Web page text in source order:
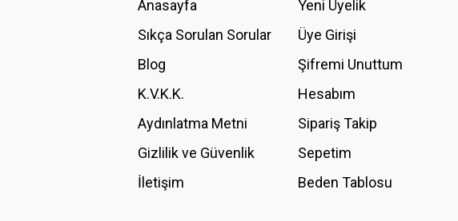
Ürün resmi kalitesiz, bozuk veya görüntülenemiyor.
Ürün fiyatı diğer sitelerden daha pahalı.
Bu ürüne benzer farklı alternatifler olmalı.
Anasayfa
Sıkça Sorulan Sorular
Blog
K.V.K.K.
Aydınlatma Metni
Gizlilik ve Güvenlik
İletişim
Yeni Üyelik
Üye Girişi
Şifremi Unuttum
Hesabım
Sipariş Takip
Sepetim
Beden Tablosu